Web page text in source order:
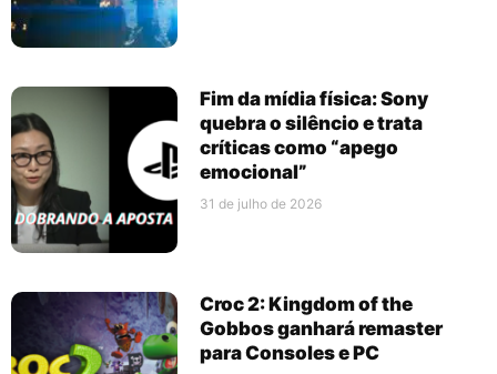
Fim da mídia física: Sony
quebra o silêncio e trata
críticas como “apego
emocional”
31 de julho de 2026
Croc 2: Kingdom of the
Gobbos ganhará remaster
para Consoles e PC